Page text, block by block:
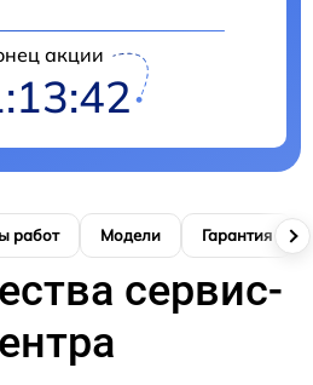
акции
работ Модели Гарантия
сервис-